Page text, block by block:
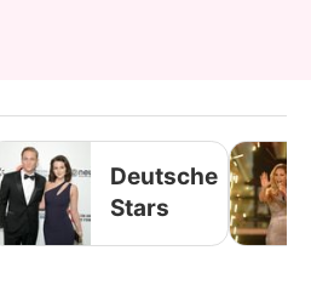
Deutsche
Stars